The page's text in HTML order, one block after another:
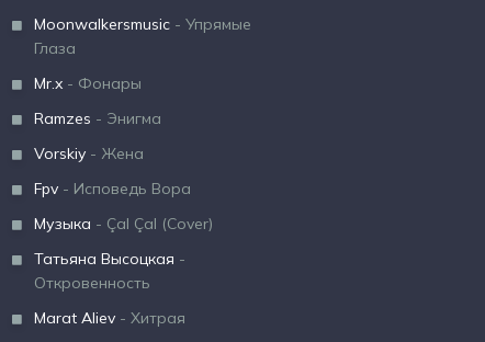
Moonwalkersmusic - Упрямые
Глаза
Mr.x - Фонары
Ramzes - Энигма
Vorskiy - Жена
Fpv - Исповедь Вора
Музыка - Çal Çal (Cover)
Татьяна Высоцкая -
Откровенность
Marat Aliev - Хитрая